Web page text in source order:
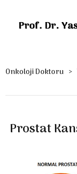
Onkoloji Doktoru
Prostat